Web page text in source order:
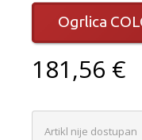
Ogrlica
181,56 €
Artikl nije dostupan